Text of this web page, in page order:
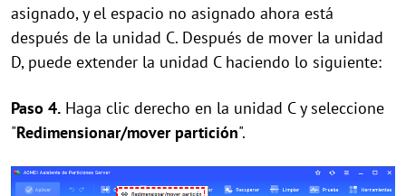
asignado, y el espacio no asignado ahora está
después de la unidad C. Después de mover la unidad
D, puede extender la unidad C haciendo lo siguiente:
Paso 4. Haga clic derecho en la unidad C y seleccione
"Redimensionar/mover partición".